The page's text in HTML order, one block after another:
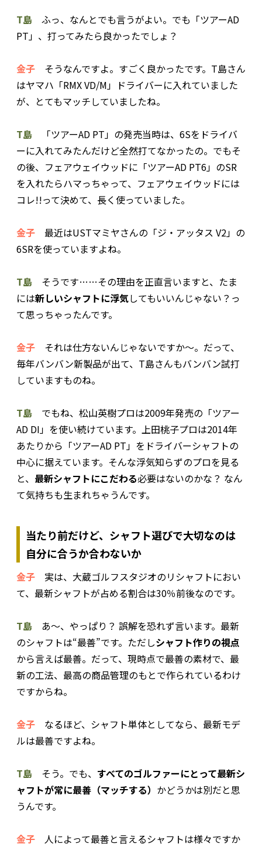
T島 ふっ、なんとでも言うがよい。でも「ツアーAD
PT」、打ってみたら良かったでしょ？
金子 そうなんですよ。すごく良かったです。T島さん
はヤマハ「RMX VD/M」ドライバーに入れていました
が、とてもマッチしていましたね。
T島 「ツアーAD PT」の発売当時は、6Sをドライバ
ーに入れてみたんだけど全然打てなかったの。でもそ
の後、フェアウェイウッドに「ツアーAD PT6」のSR
を入れたらハマっちゃって、フェアウェイウッドには
コレ!!って決めて、長く使っていました。
金子 最近はUSTマミヤさんの「ジ・アッタス V2」の
6SRを使っていますよね。
T島 そうです……その理由を正直言いますと、たま
には新しいシャフトに浮気してもいいんじゃない？っ
て思っちゃったんです。
金子 それは仕方ないんじゃないですか〜。だって、
毎年バンバン新製品が出て、T島さんもバンバン試打
していますものね。
T島 でもね、松山英樹プロは2009年発売の「ツアー
AD DI」を使い続けています。上田桃子プロは2014年
あたりから「ツアーAD PT」をドライバーシャフトの
中心に据えています。そんな浮気知らずのプロを見る
と、 最新シャフトにこだわる必要はないのかな？ なん
て気持ちも生まれちゃうんです。
当たり前だけど、シャフト選びで大切なのは
自分に合うか合わないか
金子 実は、大蔵ゴルフスタジオのリシャフトにおい
て、最新シャフトが占める割合は30％前後なのです。
T島 あ〜、やっぱり？ 誤解を恐れず言います。最新
のシャフトは“最善”です。ただしシャフト作りの視点
から言えば最善。だって、現時点で最善の素材で、最
新の工法、最高の商品管理のもとで作られているわけ
ですからね。
金子 なるほど、シャフト単体としてなら、最新モデ
ルは最善ですよね。
T島 そう。でも、 すべてのゴルファーにとって最新シ
ャフトが常に最善（マッチする） かどうかは別だと思
うんです。
金子 人によって最善と言えるシャフトは様々ですか